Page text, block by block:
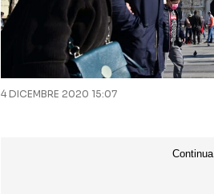
4 DICEMBRE 2020 15:07